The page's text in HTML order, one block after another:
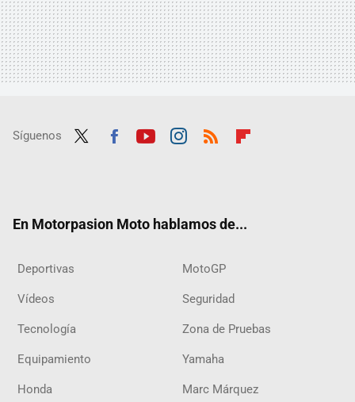
Síguenos
En Motorpasion Moto hablamos de...
Deportivas MotoGP
Vídeos Seguridad
Tecnología Zona de Pruebas
Equipamiento Yamaha
Honda Marc Márquez